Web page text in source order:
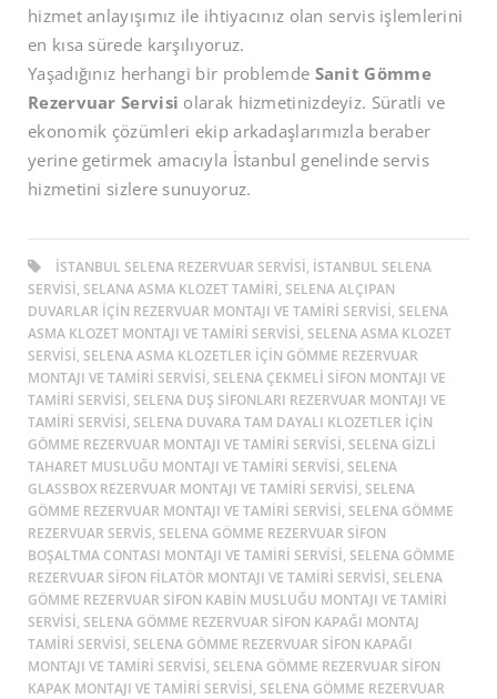
hizmet anlayışımız ile ihtiyacınız olan servis işlemlerini
en kısa sürede karşılıyoruz.
Yaşadığınız herhangi bir problemde Sanit Gömme
Rezervuar Servisi olarak hizmetinizdeyiz. Süratli ve
ekonomik çözümleri ekip arkadaşlarımızla beraber
yerine getirmek amacıyla İstanbul genelinde servis
hizmetini sizlere sunuyoruz.
ISTANBUL SELENA REZERVUAR SERVISI, ISTANBUL SELENA
SERVISI, SELANA ASMA KLOZET TAMIRI, SELENA ALÇIPAN
DUVARLAR IÇIN REZERVUAR MONTAJI VE TAMIRI SERVISI, SELENA
ASMA KLOZET MONTAJI VE TAMIRI SERVISI, SELENA ASMA KLOZET
SERVISI, SELENA ASMA KLOZETLER IÇIN GÖMME REZERVUAR
MONTAJI VE TAMIRI SERVISI, SELENA ÇEKMELI SIFON MONTAJI VE
TAMIRI SERVISI, SELENA DUŞ SIFONLARI REZERVUAR MONTAJI VE
TAMIRI SERVISI, SELENA DUVARA TAM DAYALI KLOZETLER IÇIN
GÖMME REZERVUAR MONTAJI VE TAMIRI SERVISI, SELENA GIZLI
TAHARET MUSLUĞU MONTAJI VE TAMIRI SERVISI, SELENA
GLASSBOX REZERVUAR MONTAJI VE TAMIRI SERVISI, SELENA
GÖMME REZERVUAR MONTAJI VE TAMIRI SERVISI, SELENA GÖMME
REZERVUAR SERVIS, SELENA GÖMME REZERVUAR SIFON
BOŞALTMA CONTASI MONTAJI VE TAMIRI SERVISI, SELENA GÖMME
REZERVUAR SIFON FILATÖR MONTAJI VE TAMIRI SERVISI, SELENA
GÖMME REZERVUAR SIFON KABIN MUSLUĞU MONTAJI VE TAMIRI
SERVISI, SELENA GÖMME REZERVUAR SIFON KAPAĞI MONTAJ
TAMIRI SERVISI, SELENA GÖMME REZERVUAR SIFON KAPAĞI
MONTAJI VE TAMIRI SERVISI, SELENA GÖMME REZERVUAR SIFON
KAPAK MONTAJI VE TAMIRI SERVISI, SELENA GÖMME REZERVUAR